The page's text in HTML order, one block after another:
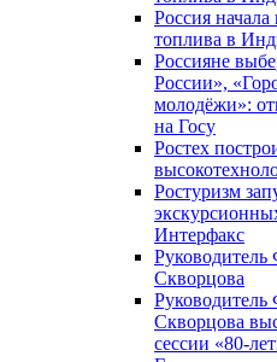
Россия
топлива в
Россияне
России»,
молодёжи»:
на Госу
Ростех
Ростуризм
Интерфакс
Скворцова
Скворцова
сессии «80-